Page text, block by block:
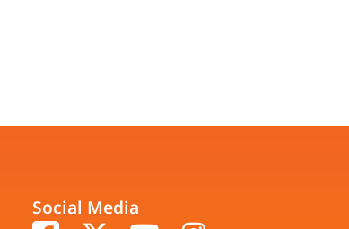
Social Media